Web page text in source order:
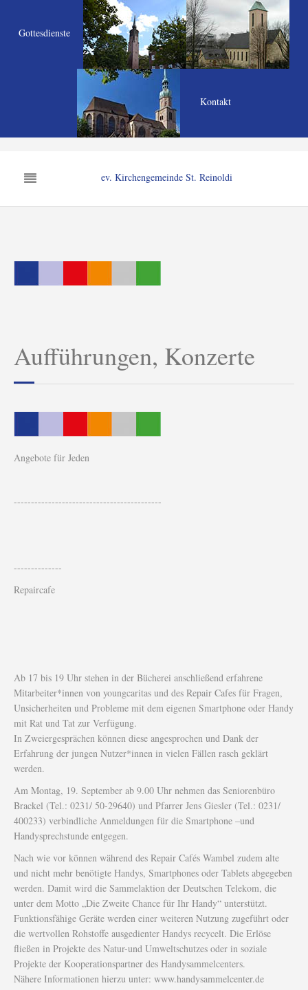
Gottesdienste
Kontakt
ev. Kirchengemeinde St. Reinoldi
Aufführungen, Konzerte
Angebote für Jeden
-------------------------------------------
--------------
Repaircafe
Ab 17 bis 19 Uhr stehen in der Bücherei anschließend erfahrene
Mitarbeiter*innen von youngcaritas und des Repair Cafes für Fragen,
Unsicherheiten und Probleme mit dem eigenen Smartphone oder Handy
mit Rat und Tat zur Verfügung.
In Zweiergesprächen können diese angesprochen und Dank der
Erfahrung der jungen Nutzer*innen in vielen Fällen rasch geklärt
werden.
Am Montag, 19. September ab 9.00 Uhr nehmen das Seniorenbüro
Brackel (Tel.: 0231/ 50-29640) und Pfarrer Jens Giesler (Tel.: 0231/
400233) verbindliche Anmeldungen für die Smartphone –und
Handysprechstunde entgegen.
Nach wie vor können während des Repair Cafés Wambel zudem alte
und nicht mehr benötigte Handys, Smartphones oder Tablets abgegeben
werden. Damit wird die Sammelaktion der Deutschen Telekom, die
unter dem Motto „Die Zweite Chance für Ihr Handy“ unterstützt.
Funktionsfähige Geräte werden einer weiteren Nutzung zugeführt oder
die wertvollen Rohstoffe ausgedienter Handys recycelt. Die Erlöse
fließen in Projekte des Natur-und Umweltschutzes oder in soziale
Projekte der Kooperationspartner des Handysammelcenters.
Nähere Informationen hierzu unter: www.handysammelcenter.de